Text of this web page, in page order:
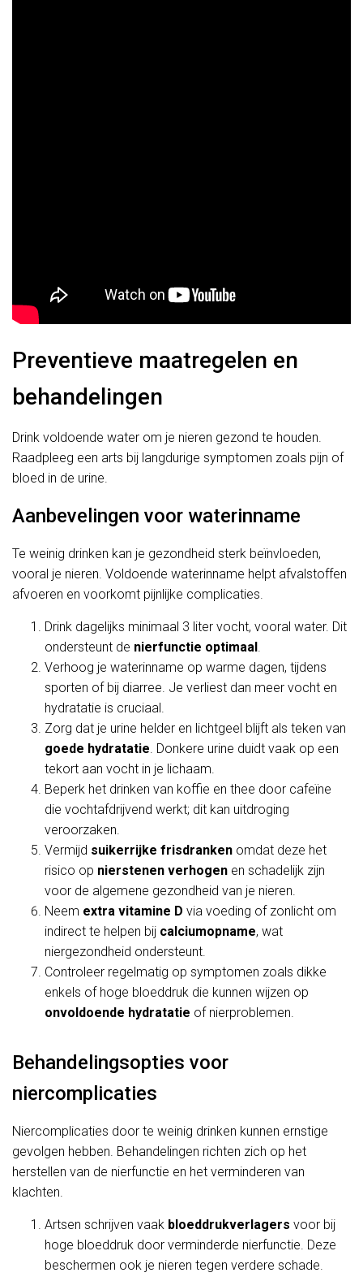
Preventieve maatregelen en
behandelingen
Drink voldoende water om je nieren gezond te houden.
Raadpleeg een arts bij langdurige symptomen zoals pijn of
bloed in de urine.
Aanbevelingen voor waterinname
Te weinig drinken kan je gezondheid sterk beïnvloeden,
vooral je nieren. Voldoende waterinname helpt afvalstoffen
afvoeren en voorkomt pijnlijke complicaties.
Drink dagelijks minimaal 3 liter vocht, vooral water. Dit
ondersteunt de nierfunctie optimaal .
Verhoog je waterinname op warme dagen, tijdens
sporten of bij diarree. Je verliest dan meer vocht en
hydratatie is cruciaal.
Zorg dat je urine helder en lichtgeel blijft als teken van
goede hydratatie. Donkere urine duidt vaak op een
tekort aan vocht in je lichaam.
Beperk het drinken van koffie en thee door cafeïne
die vochtafdrijvend werkt; dit kan uitdroging
veroorzaken.
Vermijd suikerrijke frisdranken omdat deze het
risico op nierstenen verhogen en schadelijk zijn
voor de algemene gezondheid van je nieren.
Neem extra vitamine D via voeding of zonlicht om
indirect te helpen bij calciumopname, wat
niergezondheid ondersteunt.
Controleer regelmatig op symptomen zoals dikke
enkels of hoge bloeddruk die kunnen wijzen op
onvoldoende hydratatie of nierproblemen.
Behandelingsopties voor
niercomplicaties
Niercomplicaties door te weinig drinken kunnen ernstige
gevolgen hebben. Behandelingen richten zich op het
herstellen van de nierfunctie en het verminderen van
klachten.
Artsen schrijven vaak bloeddrukverlagers voor bij
hoge bloeddruk door verminderde nierfunctie. Deze
beschermen ook je nieren tegen verdere schade.